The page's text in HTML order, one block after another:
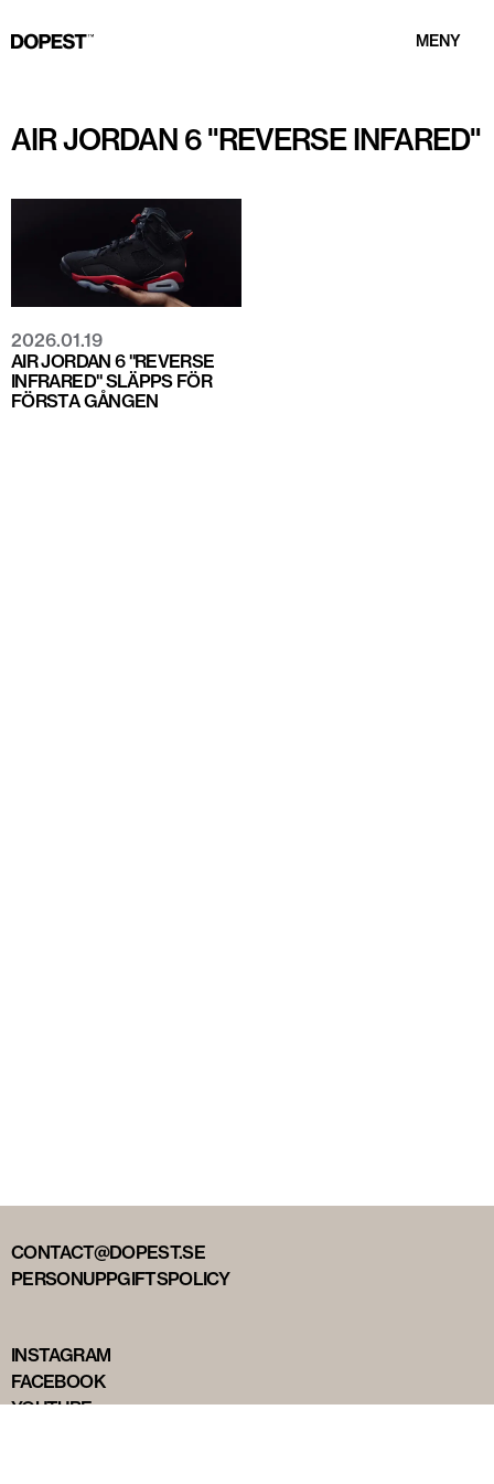
MENY
AIR JORDAN 6 "REVERSE INFARED"
2026.01.19
AIR JORDAN 6 "REVERSE
INFRARED" SLÄPPS FÖR
FÖRSTA GÅNGEN
CONTACT@DOPEST.SE
PERSONUPPGIFTSPOLICY
INSTAGRAM
FACEBOOK
YOUTUBE